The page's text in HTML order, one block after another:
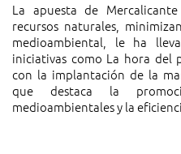
La apuesta de
recursos naturales,
medioambiental, le ha
iniciativas como La hora del
con la implantación de la
que destaca la
medioambientales y la